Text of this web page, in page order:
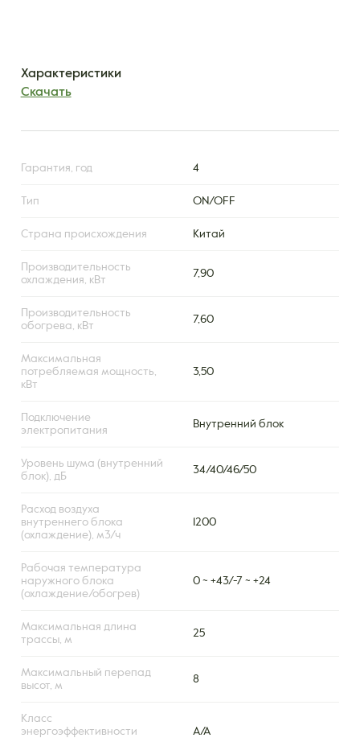
Характеристики
Скачать
Гарантия, год 4
Тип ON/OFF
Страна происхождения Китай
Производительность
охлаждения, кВт
7,90
Производительность
обогрева, кВт
7,60
Максимальная
потребляемая мощность,
кВт
3,50
Подключение
электропитания
Внутренний блок
Уровень шума (внутренний
блок), дБ
34/40/46/50
Расход воздуха
внутреннего блока
(охлаждение), м3/ч
1200
Рабочая температура
наружного блока
(охлаждение/обогрев)
0 ~ +43/-7 ~ +24
Максимальная длина
трассы, м
25
Максимальный перепад
высот, м
8
Класс
энергоэффективности
А/А